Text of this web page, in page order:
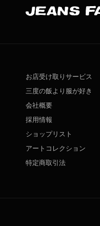
お店受け取りサービス
三度の飯より服が好き
会社概要
採用情報
ショップリスト
アートコレクション
特定商取引法